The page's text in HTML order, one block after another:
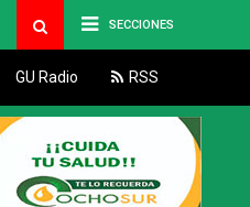
SECCIONES
GU Radio RSS